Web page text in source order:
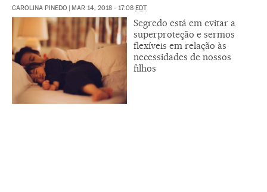
CAROLINA PINEDO MAR 14, 2018 - 17:08 EDT
Segredo está em evitar a
superproteção e sermos
flexíveis em relação às
necessidades de nossos
filhos